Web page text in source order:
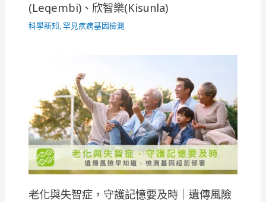
(Leqembi)、欣智樂(Kisunla)
科學新知,罕見疾病基因檢測
老化與失智症，守護記憶要及時｜遺傳風險